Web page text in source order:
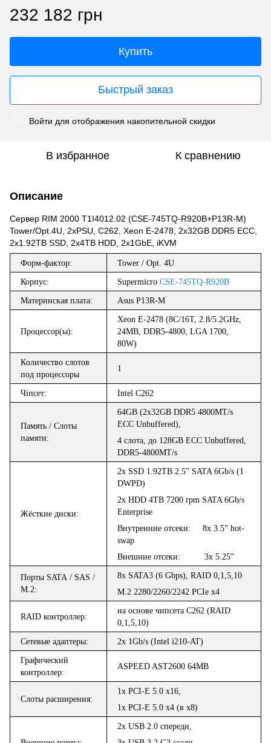
232 182 грн
Купить
Быстрый заказ
Войти для отображения накопительной скидки
В избранное К сравнению
Описание
Cервер RIM 2000 T1I4012.02 (CSE-745TQ-R920B+P13R-M)
Tower/Opt.4U, 2xPSU, C262, Xeon E-2478, 2x32GB DDR5 ECC,
2x1.92TB SSD, 2x4TB HDD, 2x1GbE, iKVM
Форм-фактор: Tower / Opt. 4U
Корпус: SupermicroCSE-745TQ-R920B
Материнская плата: AsusP13R-M
Процессор(ы):
Xeon E-2478 (8C/16T, 2.8/5.2GHz,
24MB, DDR5-4800, LGA 1700,
80W)
Количество слотов
под процессоры
1
Чіпсет: Intel C262
Память / Слоты
памяти:
64GB (2x32GB DDR54800MT/s
ECCUnbuffered),
4 слота до 128GB ECCUnbuffered
DDR5-4800MT/s
Жёсткие диски:
2x SSD 1.92TB 2.5” SATA 6Gb/s (1
DWPD)
2x HDD 4TB 7200 rpm SATA 6Gb/s
Enterprise
Внутренние отсеки: 8x 3.5”hot-
swap
Внешние отсеки:
3x 5.25”
Порты SATA / SAS /
M.2:
8x SATA3 (6 Gbps), RAID 0,1,5,10
M.2 2280/2260/2242 PCIe x4
RAID контроллер:
на основе чипсета C262 (RAID
0,1,5,10)
Сетевые адаптеры: 2x 1Gb/s (Intel i210-AT)
Графический
контроллер:
ASPEED AST260064MB
Слоты расширения:
1x PCI-E 5.0 x16,
1x PCI-E 5.0 x4 (вx8)
2x USB 2.0спереди,